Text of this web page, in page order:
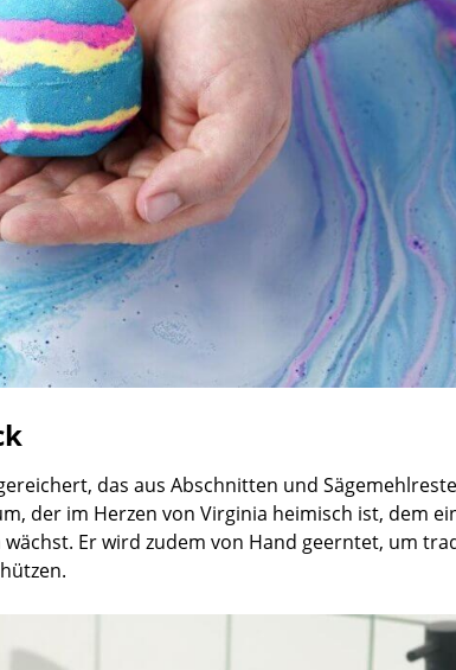
das aus Abschnitten und
der im Herzen von Virginia heimisch ist, dem
Er wird zudem von Hand geerntet, um